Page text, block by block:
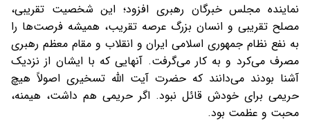
نماینده مجلس خبرگان رهبری افزود؛ این شخصیت تقریبی،
مصلح تقریبی و انسان بزرگ عرصه تقریب، همیشه فرصت‌ها را
به نفع نظام جمهوری اسلامی ایران و انقلاب و مقام معظم رهبری
مصرف می‌کرد و به کار می‌گرفت. آنهایی که با ایشان از نزدیک
آشنا بودند می‌دانند که حضرت آیت الله تسخیری اصولاً هیچ
حریمی برای خودش قائل نبود. اگر حریمی هم داشت، هیمنه،
محبت و عظمت بود.